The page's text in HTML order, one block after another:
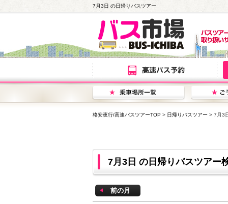
7月3日 の日帰りバスツアー
格安夜行/高速バスツアーTOP > 日帰りバスツアー > 7月3
7月3日 の日帰りバスツアー
前の月